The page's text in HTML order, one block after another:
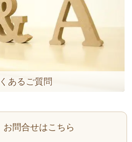
あるご質問
お問合せはこちら